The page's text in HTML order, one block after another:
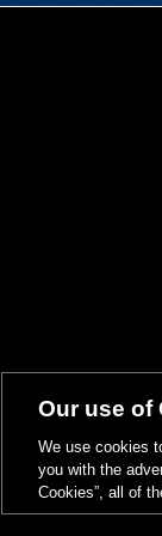
Our use of
We use cookies
you with the
Cookies”, all of